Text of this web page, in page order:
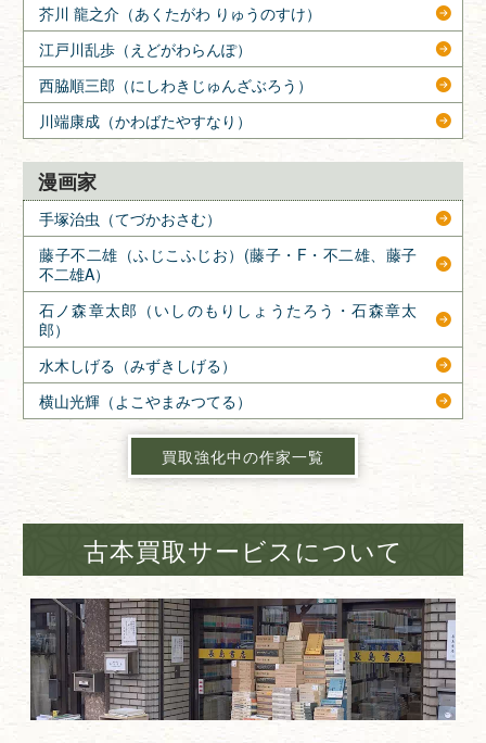
芥川 龍之介（あくたがわ りゅうのすけ）
江戸川乱歩（えどがわらんぽ）
西脇順三郎（にしわきじゅんざぶろう）
川端康成（かわばたやすなり）
漫画家
手塚治虫（てづかおさむ）
藤子不二雄（ふじこふじお）(藤子・F・不二雄、藤子
不二雄A）
石ノ森章太郎（いしのもりしょうたろう・石森章太
郎）
水木しげる（みずきしげる）
横山光輝（よこやまみつてる）
買取強化中の作家一覧
古本買取サービスについて